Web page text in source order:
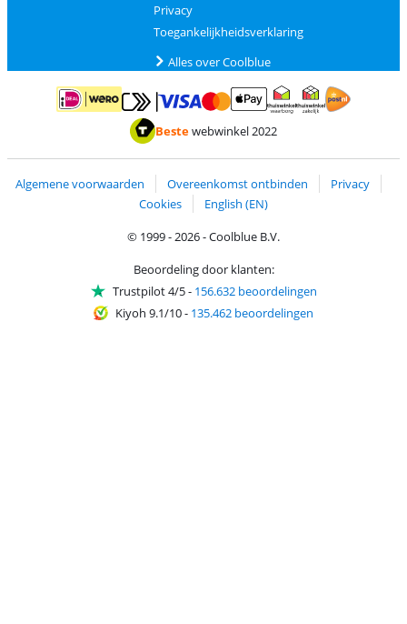
Privacy
Toegankelijkheidsverklaring
Alles over Coolblue
Betalen met iDEAL | WeroBetalen met MasterCard en Visa via ClickToPay
Betalen met ApplePay
Thuiswinkel waarborg
Bestewebwinkel 2022
Algemene voorwaarden Overeenkomst ontbinden
Privacy
Cookies
English (EN)
© 1999 - 2026 - Coolblue B.V.
Beoordeling door klanten:
Trustpilot 4/5- 156.632 beoordelingen
Kiyoh 9.1/10- 135.462 beoordelingen